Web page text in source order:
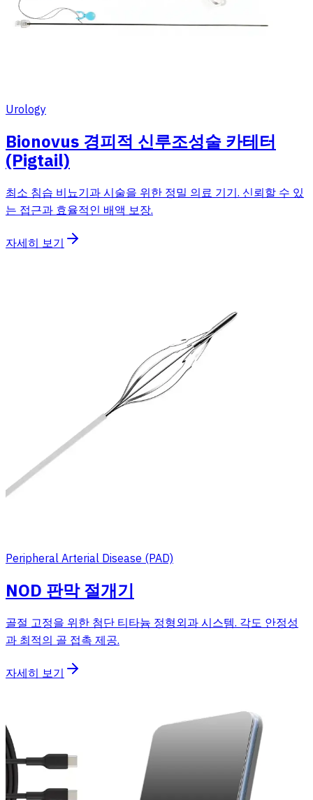
Urology
Bionovus 경피적 신루조성술 카테터
(Pigtail)
최소 침습 비뇨기과 시술을 위한 정밀 의료 기기. 신뢰할 수 있
는 접근과 효율적인 배액 보장.
자세히 보기
Peripheral Arterial Disease (PAD)
NOD 판막 절개기
골절 고정을 위한 첨단 티타늄 정형외과 시스템. 각도 안정성
과 최적의 골 접촉 제공.
자세히 보기